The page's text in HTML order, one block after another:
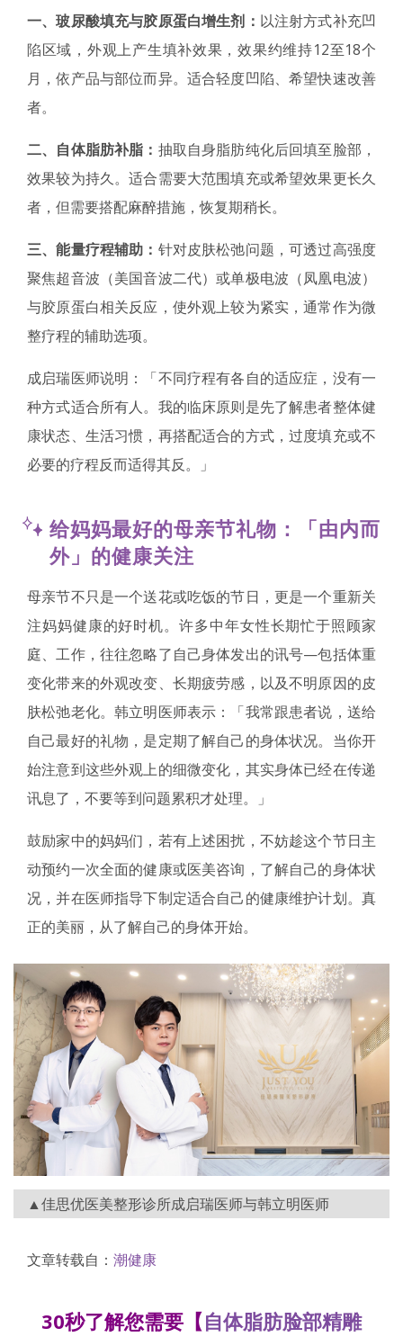
一、玻尿酸填充与胶原蛋白增生剂： 以注射方式补充凹
陷区域，外观上产生填补效果，效果约维持12至18个
月，依产品与部位而异。适合轻度凹陷、希望快速改善
者。
二、自体脂肪补脂： 抽取自身脂肪纯化后回填至脸部，
效果较为持久。适合需要大范围填充或希望效果更长久
者，但需要搭配麻醉措施，恢复期稍长。
三、能量疗程辅助： 针对皮肤松弛问题，可透过高强度
聚焦超音波（美国音波二代）或单极电波（凤凰电波）
与胶原蛋白相关反应，使外观上较为紧实，通常作为微
整疗程的辅助选项。
成启瑞医师说明：「不同疗程有各自的适应症，没有一
种方式适合所有人。我的临床原则是先了解患者整体健
康状态、生活习惯，再搭配适合的方式，过度填充或不
必要的疗程反而适得其反。」
给妈妈最好的母亲节礼物：「由内而
外」的健康关注
母亲节不只是一个送花或吃饭的节日，更是一个重新关
注妈妈健康的好时机。许多中年女性长期忙于照顾家
庭、工作，往往忽略了自己身体发出的讯号—包括体重
变化带来的外观改变、长期疲劳感，以及不明原因的皮
肤松弛老化。韩立明医师表示：「我常跟患者说，送给
自己最好的礼物，是定期了解自己的身体状况。当你开
始注意到这些外观上的细微变化，其实身体已经在传递
讯息了，不要等到问题累积才处理。」
鼓励家中的妈妈们，若有上述困扰，不妨趁这个节日主
动预约一次全面的健康或医美咨询，了解自己的身体状
况，并在医师指导下制定适合自己的健康维护计划。真
正的美丽，从了解自己的身体开始。
▲佳思优医美整形诊所成启瑞医师与韩立明医师
文章转载自： 潮健康
30秒了解您需要【自体脂肪脸部精雕